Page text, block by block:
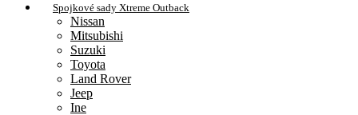
Spojkové sady Xtreme Outback
Nissan
Mitsubishi
Suzuki
Toyota
Land Rover
Jeep
Ine